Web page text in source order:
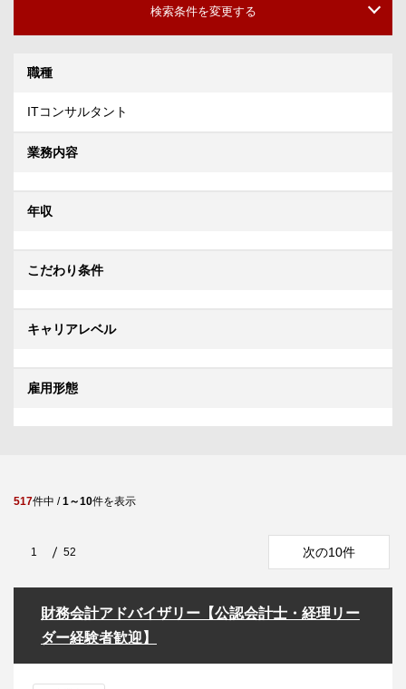
検索条件を変更する
職種
ITコンサルタント
業務内容
年収
こだわり条件
キャリアレベル
雇用形態
517件中 /1～10件を表示
1 52 次の10件
財務会計アドバイザリー【公認会計士・経理リー
ダー経験者歓迎】